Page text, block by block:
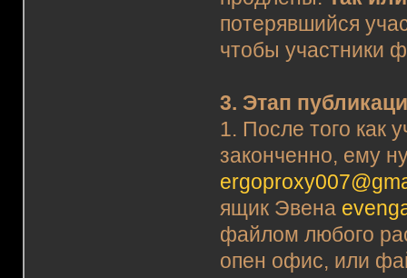
потерявшийся
чтобы участники
3. Этап
1. После того как
законченно, ему
ящик Эвена
файлом любого
опен офис, или